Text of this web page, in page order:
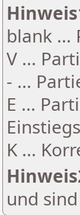
blank ...
V ...
- ...
E ...
K ...
und